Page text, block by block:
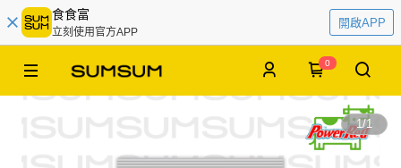
食食富
立刻使用官方APP
開啟APP
0
1/1